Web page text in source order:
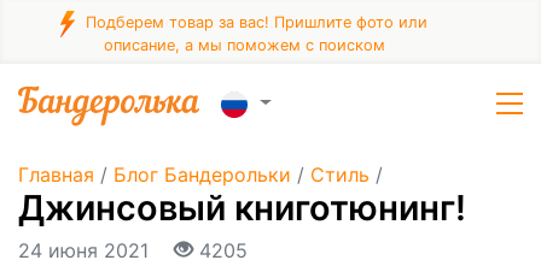
Подберем товар за вас! Пришлите фото или
описание, а мы поможем с поиском
Главная / Блог Бандерольки / Стиль /
Джинсовый книготюнинг!
24 июня 2021 4205